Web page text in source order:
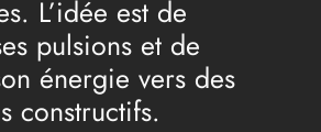
L’idée est de
pulsions et de
énergie vers des
constructifs.